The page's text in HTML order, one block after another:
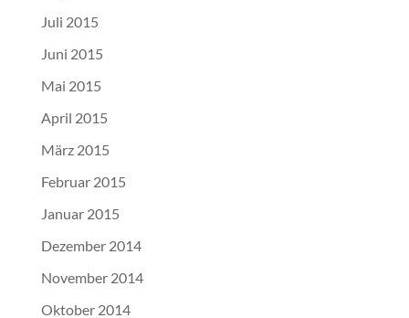
Juli 2015
Juni 2015
Mai 2015
April 2015
März 2015
Februar 2015
Januar 2015
Dezember 2014
November 2014
Oktober 2014